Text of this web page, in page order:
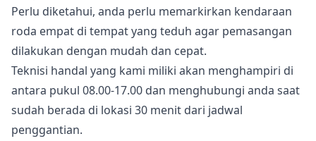
Perlu diketahui, anda perlu memarkirkan kendaraan
roda empat di tempat yang teduh agar pemasangan
dilakukan dengan mudah dan cepat.
Teknisi handal yang kami miliki akan menghampiri di
antara pukul 08.00-17.00 dan menghubungi anda saat
sudah berada di lokasi 30 menit dari jadwal
penggantian.